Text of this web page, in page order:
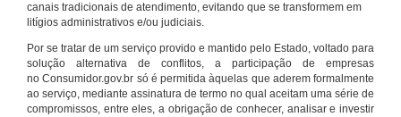
canais tradicionais de atendimento, evitando que se transformem em
litígios administrativos e/ou judiciais.
Por se tratar de um serviço provido e mantido pelo Estado, voltado para
solução alternativa de conflitos, a participação de empresas
no Consumidor.gov.br só é permitida àquelas que aderem formalmente
ao serviço, mediante assinatura de termo no qual aceitam uma série de
compromissos, entre eles, a obrigação de conhecer, analisar e investir